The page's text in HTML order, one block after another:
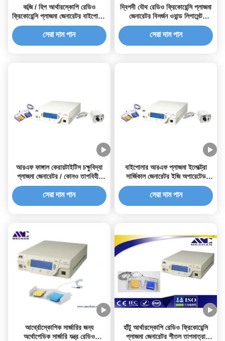
কব্জি / হিপ আর্থারস্কোপি রেডিও
ফ্রিকোয়েন্সি প্লাজমা জেনারেটর বাইপোলার
পরীক্ষার বৈদ্যুতিন সহ
সেরা দাম পান
দ্বিপদী যৌথ রেডিও ফ্রিকোয়েন্সি প্লাজমা
জেনারেটর বিসর্জন ওয়ান্ড লিগামেন্ট
সঙ্কুচিত জন্য
সেরা দাম পান
আরএফ ফাঙ্গাল কেরায়টাইটিস চক্ষুবিদ্যা
প্লাজমা জেনারেটর / কোনও তাপবিহীন
ডিভাইস
সেরা দাম পান
বাইপোলার আরএফ প্লাজমা ইলেক্ট্রো
সার্জিকাল জেনারেটর ইজি অপারেটেড
ফাঙ্গাল কেরাটাইটিসের জন্য
সেরা দাম পান
আর্থ্রোস্কোপিক সার্জারির জন্য
অর্থোপেডিক সার্জারি যন্ত্র রেডিও
হাঁটু আর্থারস্কোপি রেডিও ফ্রিকোয়েন্সি
প্লাজমা জেনারেটর শীতল তাপমাত্রা